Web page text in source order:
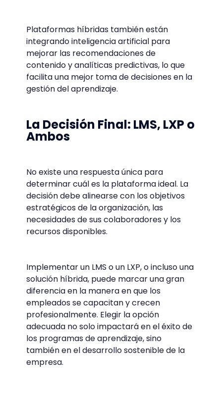
Plataformas híbridas también están
integrando inteligencia artificial para
mejorar las recomendaciones de
contenido y analíticas predictivas, lo que
facilita una mejor toma de decisiones en la
gestión del aprendizaje.
La Decisión Final: LMS, LXP o
Ambos
No existe una respuesta única para
determinar cuál es la plataforma ideal. La
decisión debe alinearse con los objetivos
estratégicos de la organización, las
necesidades de sus colaboradores y los
recursos disponibles.
Implementar un LMS o un LXP, o incluso una
solución híbrida, puede marcar una gran
diferencia en la manera en que los
empleados se capacitan y crecen
profesionalmente. Elegir la opción
adecuada no solo impactará en el éxito de
los programas de aprendizaje, sino
también en el desarrollo sostenible de la
empresa.